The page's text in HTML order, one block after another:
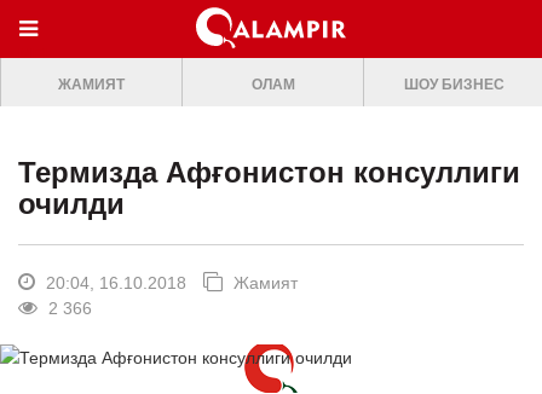
МЕНЮ
ONLINE TV
ЖАМИЯТ
ШОУ-БИЗНЕС
Мусиқа
ЖАМИЯТ ОЛАМ ШОУ БИЗНЕС
Термизда Афғонистон консуллиги
очилди
20:04, 16.10.2018
Жамият
2 366